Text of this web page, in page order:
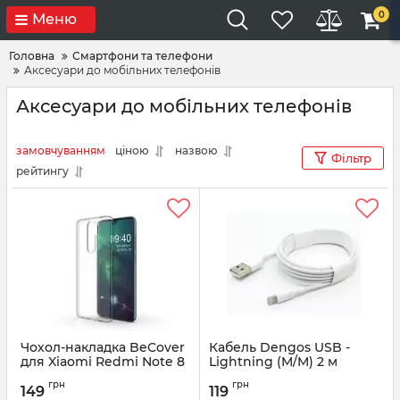
Меню 0
Головна
Смартфони та телефони
Аксесуари до мобільних телефонів
Аксесуари до мобільних телефонів
замовчуванням ціною
назвою
рейтингу
Фільтр
Чохол-накладка BeCover
для Xiaomi Redmi Note 8
(704326)
149 грн
Кабель Dengos USB -
Lightning (M/M) 2 м
Артикул:
119 грн